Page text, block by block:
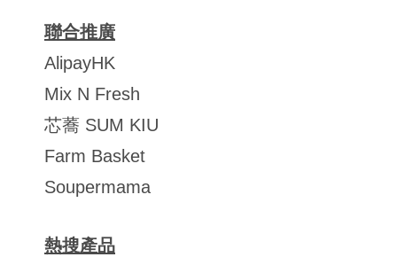
聯合推廣
AlipayHK
Mix N Fresh
芯蕎 SUM KIU
Farm Basket
Soupermama
熱搜產品